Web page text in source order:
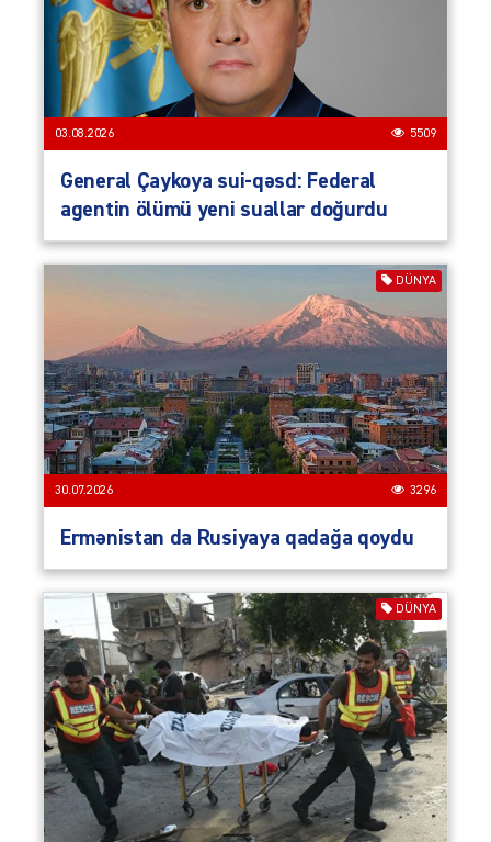
03.08.2026 5509
General Çaykoya sui-qəsd: Federal
agentin ölümü yeni suallar doğurdu
DÜNYA
30.07.2026 3296
Ermənistan da Rusiyaya qadağa qoydu
DÜNYA